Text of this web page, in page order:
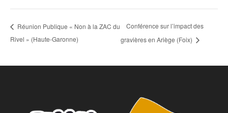
Réunion Publique « Non à la ZAC du
Rivel » (Haute-Garonne)
Conférence sur l’impact des
gravières en Ariège (Foix)